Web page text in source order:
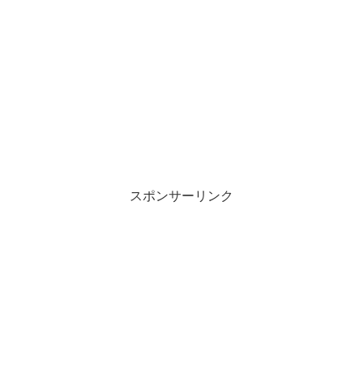
スポンサーリンク